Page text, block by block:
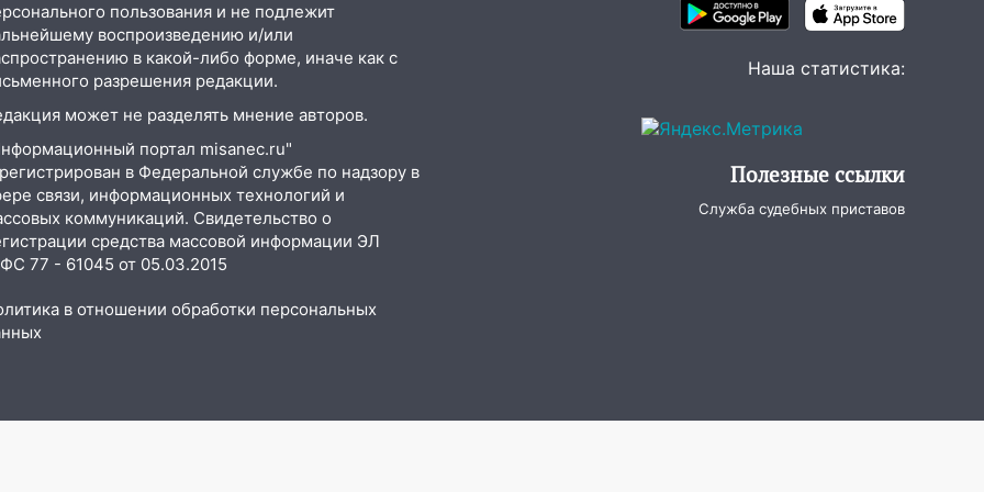
пользования и не подлежит
воспроизведению и/или
в какой-либо форме, иначе как с
разрешения редакции.
может не разделять мнение авторов.
портал misanec.ru"
в Федеральной службе по надзору в
связи, информационных технологий и
коммуникаций. Свидетельство о
средства массовой информации ЭЛ
77 - 61045 от 05.03.2015
в отношении обработки персональных
Наша статистика:
Полезные ссылки
Служба судебных приставов